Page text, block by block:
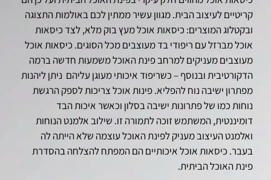
קריטיים לעיצוב הבית. מגוון עשיר ממתין לכם באולמות התצוגה
ובקטלוג המוצרים: כיסאות אוכל מעץ בוק מלא, לצד כיסאות
אוכל מברזל עם ריפודי בד מעוצבים מכל הסוגים. כיסאות אוכל
מעוצבים מעניקים למרחב פינת האוכל משמעות חדשה ברמה
הדקורטיבית ובנוסף – כשריפוד איכותי מעוגן עליהם ניתן ליהנות
מפתרון ישיבה נוח להפליא. פינות אוכל צריכות לספק הרגשת
נוחות כמו של פתרונות ישיבה בסלון וכאשר איכות הבד
דומיננטית, המשתמש זוכה לתמורה זו. שילוב אלמנט הנוחות
ואלמנט העיצוב מעניק לפינת האוכל עוצמה שלא הייתה לה
בעבר. כיסאות אוכל איכותיים הם המפתח להצלחה בהסדרת
פינת האוכל הביתית.